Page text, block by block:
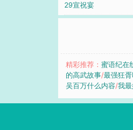
29宣祝宴
精彩推荐：蜜语纪在
的高武故事/最强狂
吴百万什么内容/我